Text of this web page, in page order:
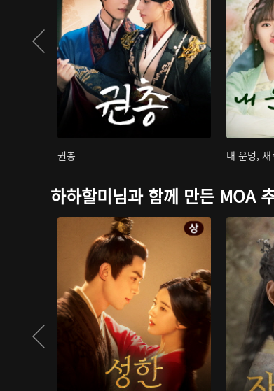
권총 내 운명, 새
하하할미님과 함께 만든 MOA